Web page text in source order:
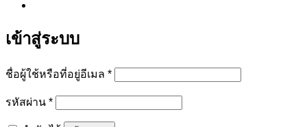
เข้าสู่ระบบ
ชื่อผู้ใช้หรือที่อยู่อีเมล *ต้องการ
รหัสผ่าน *ต้องการ